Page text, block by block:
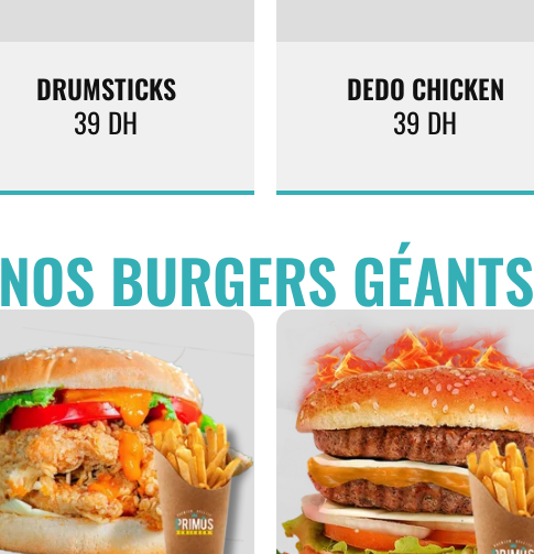
DRUMSTICKS
39 DH
DEDO CHICKEN
39 DH
NOS BURGERS GÉANTS